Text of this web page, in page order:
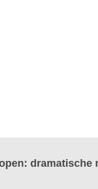
dramatische